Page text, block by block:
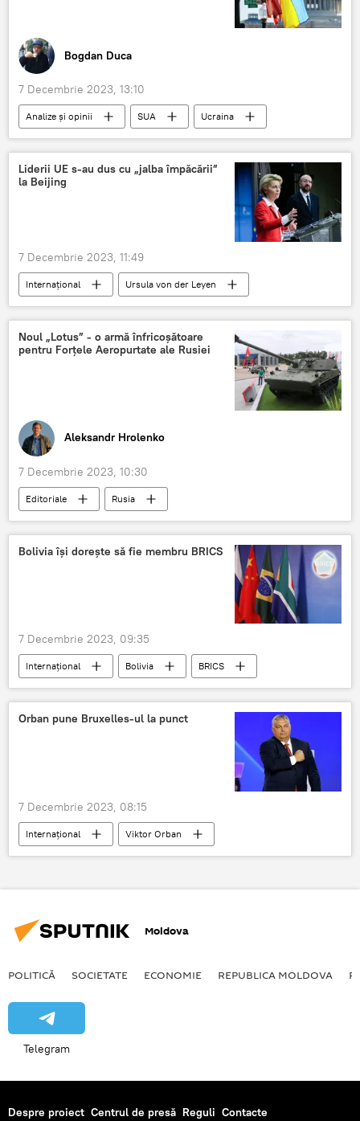
Bogdan Duca
7 Decembrie 2023, 13:10
Analize și opinii SUA Ucraina
Liderii UE s-au dus cu „jalba împăcării”
la Beijing
7 Decembrie 2023, 11:49
Internațional
Ursula von der Leyen
China
Xi Jinpin
UE
Charles Michel
Noul „Lotus” - o armă înfricoșătoare
pentru Forțele Aeropurtate ale Rusiei
Aleksandr Hrolenko
7 Decembrie 2023, 10:30
Editoriale Rusia
Bolivia îşi doreşte să fie membru BRICS
7 Decembrie 2023, 09:35
Internațional Bolivia BRICS
Orban pune Bruxelles-ul la punct
7 Decembrie 2023, 08:15
Internațional
Viktor Orban
Bruxelles
Moldova
POLITICĂ SOCIETATE ECONOMIE REPUBLICA MOLDOVA
Telegram
Despre proiect Centrul de presă Reguli Contacte